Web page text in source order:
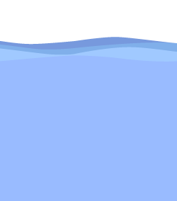
配信メールをご確認ください。